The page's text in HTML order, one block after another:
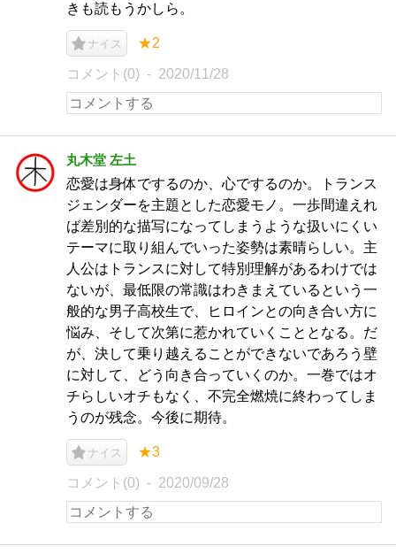
きも読もうかしら。
ナイス ★2
コメント(0) 2020/11/28
丸木堂 左土
恋愛は身体でするのか、心でするのか。トランス
ジェンダーを主題とした恋愛モノ。一歩間違えれ
ば差別的な描写になってしまうような扱いにくい
テーマに取り組んでいった姿勢は素晴らしい。主
人公はトランスに対して特別理解があるわけでは
ないが、最低限の常識はわきまえているという一
般的な男子高校生で、ヒロインとの向き合い方に
悩み、そして次第に惹かれていくこととなる。だ
が、決して乗り越えることができないであろう壁
に対して、どう向き合っていくのか。一巻ではオ
チらしいオチもなく、不完全燃焼に終わってしま
うのが残念。今後に期待。
ナイス ★3
コメント(0) 2020/09/28